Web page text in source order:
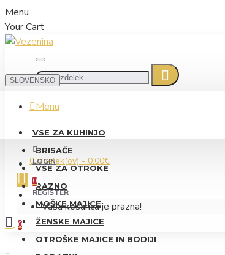
Menu
Your Cart
SLOVENSKO
0 izdelek(ov) - 0.00€
0
Vaša košarica je prazna!
Menu
VSE ZA KUHINJO
BRISAČE
VSE ZA OTROKE
RAZNO
MOŠKE MAJICE
ŽENSKE MAJICE
OTROŠKE MAJICE IN BODIJI
LOGIN
REGISTER
0